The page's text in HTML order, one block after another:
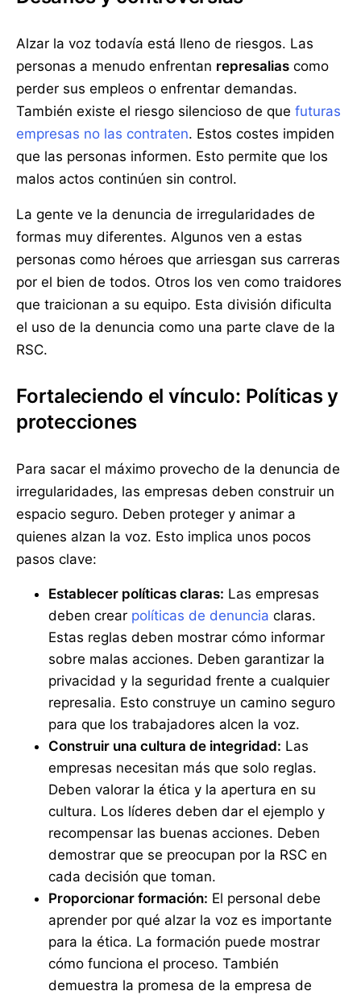
Alzar la voz todavía está lleno de riesgos. Las
personas a menudo enfrentan represalias como
perder sus empleos o enfrentar demandas.
También existe el riesgo silencioso de que futuras
empresas no las contraten. Estos costes impiden
que las personas informen. Esto permite que los
malos actos continúen sin control.
La gente ve la denuncia de irregularidades de
formas muy diferentes. Algunos ven a estas
personas como héroes que arriesgan sus carreras
por el bien de todos. Otros los ven como traidores
que traicionan a su equipo. Esta división dificulta
el uso de la denuncia como una parte clave de la
RSC.
Fortaleciendo el vínculo: Políticas y
protecciones
Para sacar el máximo provecho de la denuncia de
irregularidades, las empresas deben construir un
espacio seguro. Deben proteger y animar a
quienes alzan la voz. Esto implica unos pocos
pasos clave:
Establecer políticas claras: Las empresas
deben crear políticas de denuncia claras.
Estas reglas deben mostrar cómo informar
sobre malas acciones. Deben garantizar la
privacidad y la seguridad frente a cualquier
represalia. Esto construye un camino seguro
para que los trabajadores alcen la voz.
Construir una cultura de integridad: Las
empresas necesitan más que solo reglas.
Deben valorar la ética y la apertura en su
cultura. Los líderes deben dar el ejemplo y
recompensar las buenas acciones. Deben
demostrar que se preocupan por la RSC en
cada decisión que toman.
Proporcionar formación: El personal debe
aprender por qué alzar la voz es importante
para la ética. La formación puede mostrar
cómo funciona el proceso. También
demuestra la promesa de la empresa de